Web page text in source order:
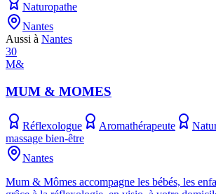
Naturopathe
Nantes
Aussi à Nantes
30
M&
MUM & MOMES
Réflexologue Aromathérapeute
massage bien-être
Nantes
Mum & Mômes accompagne les bébés, les